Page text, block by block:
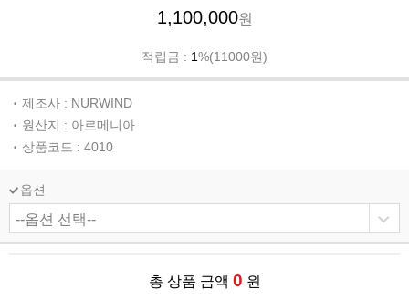
1,100,000원
적립금 : 1%(11000원)
제조사 : NURWIND
원산지 : 아르메니아
상품코드 : 4010
옵션
총 상품 금액 0 원